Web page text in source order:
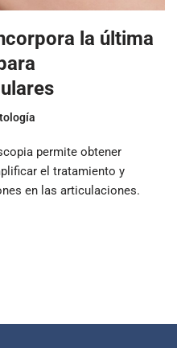
la última
permite obtener
el tratamiento y
en las articulaciones.